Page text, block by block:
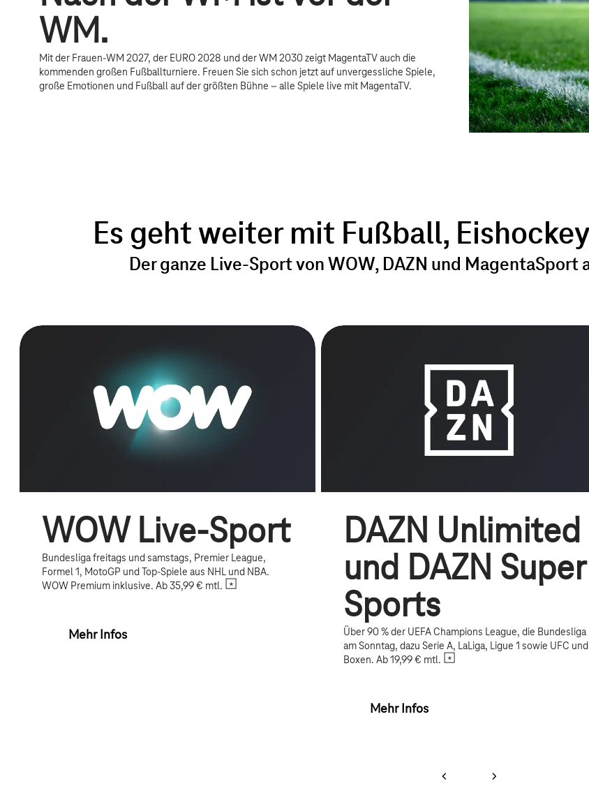
WM.
Mit der Frauen-WM 2027, der EURO 2028 und der WM 2030 zeigt MagentaTV auch die
kommenden großen Fußballturniere. Freuen Sie sich schon jetzt auf unvergessliche Spiele,
große Emotionen und Fußball auf der größten Bühne – alle Spiele live mit MagentaTV.
WOW Live-Sport
Bundesliga freitags und samstags, Premier League,
Formel 1, MotoGP und Top-Spiele aus NHL und NBA.
WOW Premium inklusive. Ab 35,99 € mtl.
Mehr Infos
DAZN Unlimited
und DAZN Super
Sports
Über 90 % der UEFA Champions League, die Bundesliga
am Sonntag, dazu Serie A, LaLiga, Ligue 1 sowie UFC und
Boxen. Ab 19,99 € mtl.
Mehr Infos